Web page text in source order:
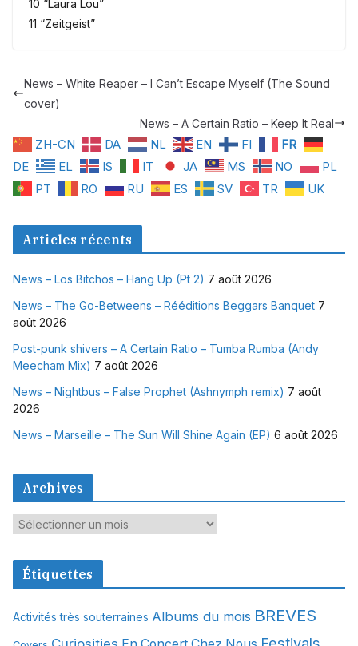
10 “Laura Lou”
11 “Zeitgeist”
News – White Reaper – I Can’t Escape Myself (The Sound
cover)
News – A Certain Ratio – Keep It Real
ZH-CN DA NL EN FI
FR
DE
EL IS IT JA MS NO
PL
PT
RO RU ES SV TR UK
Articles récents
News – Los Bitchos – Hang Up (Pt 2) 7 août 2026
News – The Go-Betweens – Rééditions Beggars Banquet 7
août 2026
Post-punk shivers – A Certain Ratio – Tumba Rumba (Andy
Meecham Mix) 7 août 2026
News – Nightbus – False Prophet (Ashnymph remix) 7 août
2026
News – Marseille – The Sun Will Shine Again (EP) 6 août 2026
Archives
A
c
v
e
Étiquettes
Activités très souterraines Albums du mois BREVES